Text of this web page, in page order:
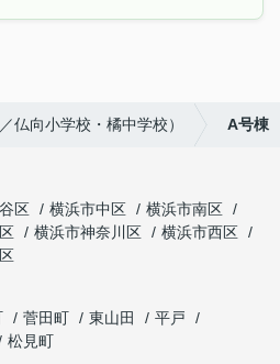
向小学校・橘中学校） A号棟
区 横浜市中区
横浜市南区
横浜市神奈川区
横浜市西区
菅田町 東山田
平戸
松見町